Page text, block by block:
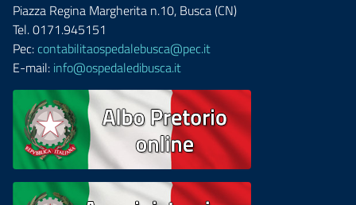
Piazza Regina Margherita n.10, Busca (CN)
Tel. 0171.945151
Pec: contabilitaospedalebusca@pec.it
E-mail: info@ospedaledibusca.it